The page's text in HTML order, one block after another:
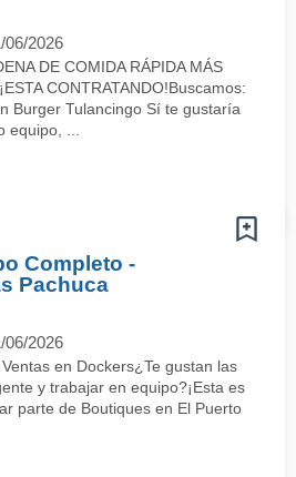
06/2026
DE COMIDA RÁPIDA MÁS
CONTRATANDO!Buscamos:
Burger Tulancingo Sí te gustaría
...
Completo -
Pachuca
06/2026
en Dockers¿Te gustan las
y trabajar en equipo?¡Esta es
parte de Boutiques en El Puerto